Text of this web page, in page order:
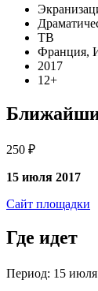
ТВ
Франция,
2017
12+
250 ₽
15 июля 2017
Сайт площадки
Где идет
Период: 15 июля